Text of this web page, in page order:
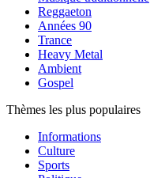
Reggaeton
Années 90
Trance
Heavy Metal
Ambient
Gospel
Thèmes les plus populaires
Informations
Culture
Sports